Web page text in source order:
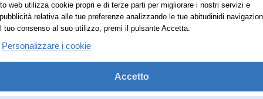
web utilizza cookie propri e di terze parti per migliorare i nostri servizi e
relativa alle tue preferenze analizzando le tue abitudinidi
tuo consenso al suo utilizzo, premi il pulsante Accetta.
Personalizzare i cookie
Accetto
Trovaci anche su: